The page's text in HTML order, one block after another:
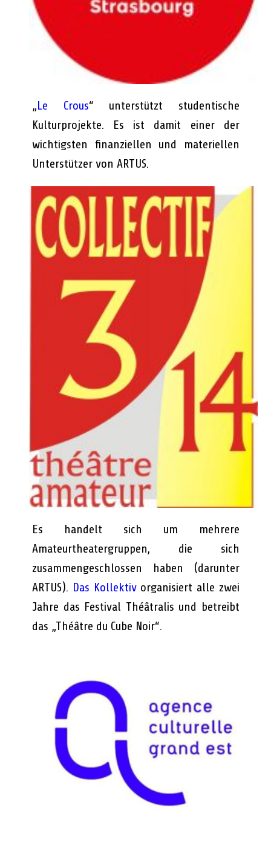
„Le Crous“ unterstützt studentische
Kulturprojekte. Es ist damit einer der
wichtigsten finanziellen und materiellen
Unterstützer von ARTUS.
Es handelt sich um mehrere
Amateurtheatergruppen, die sich
zusammengeschlossen haben (darunter
ARTUS). Das Kollektivorganisiert alle zwei
Jahre das Festival Théâtralis und betreibt
das „Théâtre du Cube Noir“.